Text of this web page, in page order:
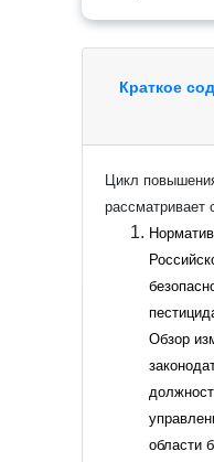
Краткое
Цикл
Обзор
области